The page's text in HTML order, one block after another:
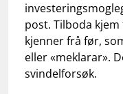
post. Tilboda
kjenner frå før,
eller «meklarar».
svindelforsøk.